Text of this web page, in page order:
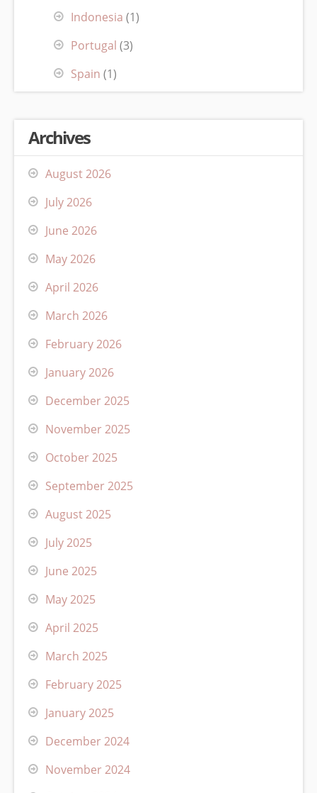
Indonesia (1)
Portugal (3)
Spain (1)
Archives
August 2026
July 2026
June 2026
May 2026
April 2026
March 2026
February 2026
January 2026
December 2025
November 2025
October 2025
September 2025
August 2025
July 2025
June 2025
May 2025
April 2025
March 2025
February 2025
January 2025
December 2024
November 2024